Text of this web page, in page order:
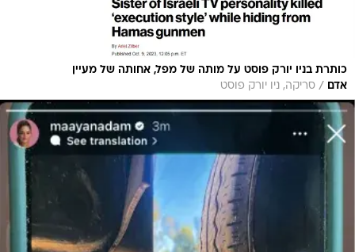
כותרת בניו יורק פוסט על מותה של מפל, אחותה של מעיין
אדם
/ סריקה, ניו יורק פוסט